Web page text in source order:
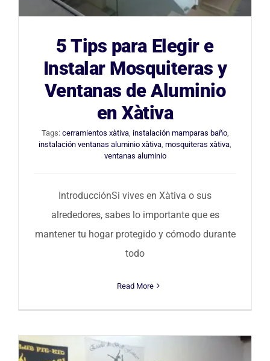
Contacto
5 Tips para Elegir e
Instalar Mosquiteras y
Ventanas de Aluminio
en Xàtiva
Tags: cerramientos xàtiva, instalación mamparas baño,
instalación ventanas aluminio xàtiva mosquiteras xàtiva
ventanas aluminio
IntroducciónSi vives en Xàtiva o sus
alrededores, sabes lo importante que es
mantener tu hogar protegido y cómodo durante
todo
Read More